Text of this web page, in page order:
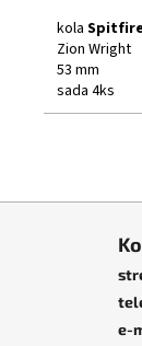
kola Spitfire
Zion Wright
53 mm
sada 4ks
e-